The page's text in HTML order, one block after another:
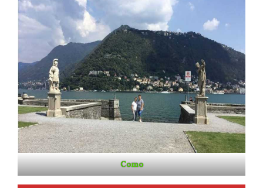
Como